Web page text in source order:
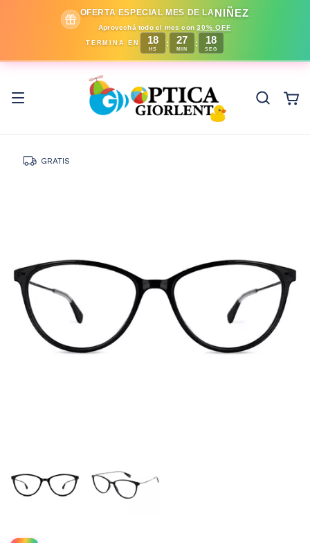
OFERTA ESPECIAL MES DE LANIÑEZ
Aprovechá todo el mes con30% OFF
TERMINA EN 18
HS
: 27
MIN
: 17
SEG
GRATIS